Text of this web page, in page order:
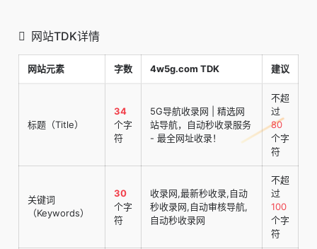
网站TDK详情
网站元素 字数 4w5g.com TDK 建议
标题（Title）
34
个字
符
5G导航收录网 | 精选网
站导航，自动秒收录服务
- 最全网址收录！
不超
过
80
个字
符
关键词
（Keywords）
30
个字
符
收录网,最新秒收录,自动
秒收录网,自动审核导航,
自动秒收录网
不超
过
100
个字
符